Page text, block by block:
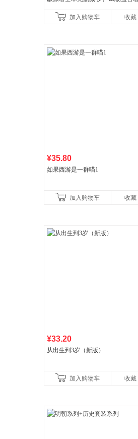
国青年出版社加入购物车 收藏
¥35.80
如果西游是一群喵1
加入购物车 收藏
¥33.20
从出生到3岁（新版）
加入购物车 收藏